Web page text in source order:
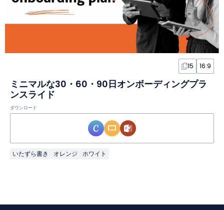
15 16:9
ミニマルな30・60・90日オンボーディングプラ
ンスライド
ダウンロード
いたずら書き オレンジ ホワイト